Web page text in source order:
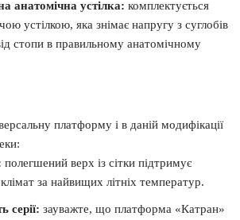
анатомічна устілка: комплектується
устілкою, яка знімає напругу з суглобів
стопи в правильному анатомічному
платформу і в даній модифікації
полегшений верх із сітки підтримує
за найвищих літніх температур.
серії: зауважте, що платформа «Катран»